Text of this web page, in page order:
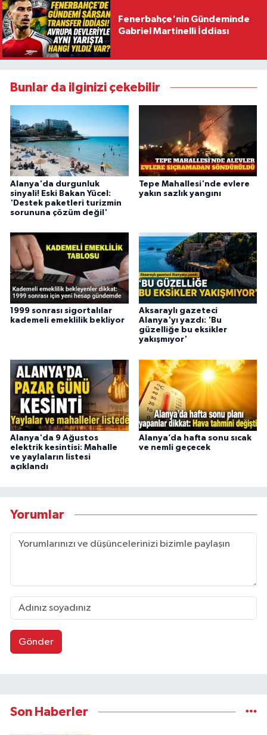
Fenerbahçe'nin Gündeminde
Gabriel Martinelli İddiası
Bunlar da ilginizi çekebilir
Alanya'da durgunluk
sinyali! Eski Bakan Yücel:
'Destek paketleri turizmin
sorununa çözüm değil'
Tepe Mahallesi'nde evlere
yakın sazlık yangını
1999 sonrası sigortalılar
kademeli emeklilik bekliyor
Aksaraylı gazeteci
Alanya'yı yazdı: 'Bu
güzelliğe bu eksikler
yakışmıyor'
Alanya'da 9 Ağustos
elektrik kesintisi: Mahalle
ve yaylaların listesi
açıklandı
Alanya’da hafta sonu sıcak
ve nemli geçecek
Yorumlar
Gönder
Son Haberler